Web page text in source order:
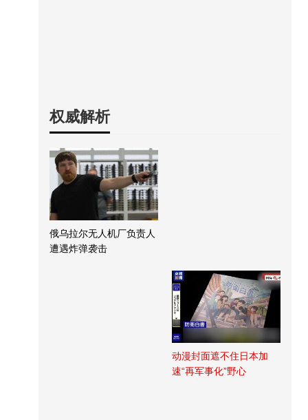
权威解析
俄乌拉尔无人机厂负责人
遭遇炸弹袭击
动漫封面遮不住日本加
速“再军事化”野心